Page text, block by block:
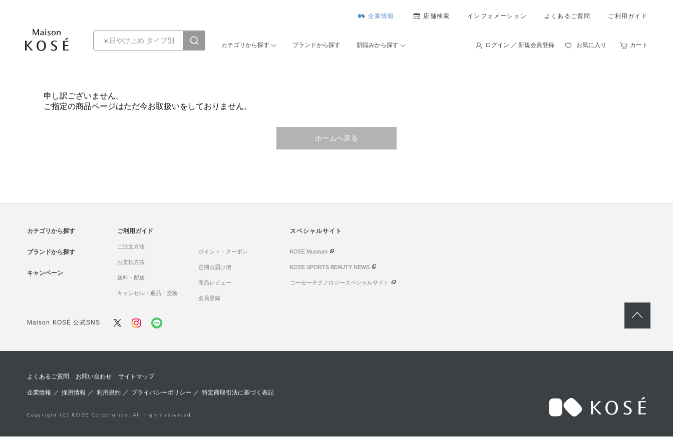
企業情報 店舗検索 インフォメーション よくあるご質問 ご利用ガイド
カテゴリから探す ブランドから探す 肌悩みから探す ログイン ／ 新規会員登録 お気に入り カート
申し訳ございません。
ご指定の商品ページはただ今お取扱いをしておりません。
ホームへ戻る
カテゴリから探す
ブランドから探す
キャンペーン
ご利用ガイド
ご注文方法
お支払方法
送料・配送
キャンセル・返品・交換
ポイント・クーポン
定期お届け便
商品レビュー
会員登録
スペシャルサイト
KOSE Museum
KOSE SPORTS BEAUTY NEWS
コーセーテクノロジースペシャルサイト
Maison KOSÉ 公式SNS
よくあるご質問 お問い合わせ サイトマップ
企業情報 ／採用情報 ／ 利用規約／ プライバシーポリシー ／ 特定商取引法に基づく表記
Copyright (C) KOSE Corporation. All rights reserved.